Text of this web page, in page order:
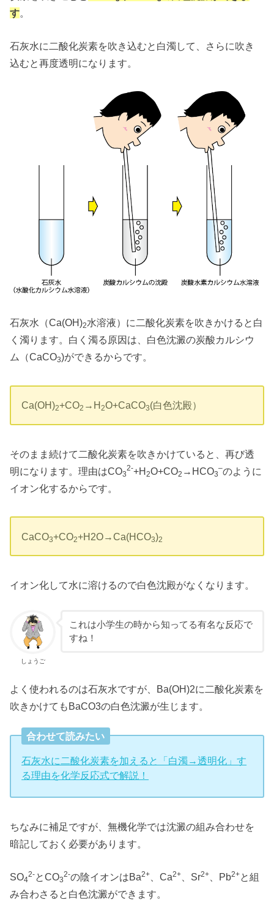
す。
石灰水に二酸化炭素を吹き込むと白濁して、さらに吹き
込むと再度透明になります。
石灰水（Ca(OH)2水溶液）に二酸化炭素を吹きかけると白
く濁ります。白く濁る原因は、白色沈澱の炭酸カルシウ
ム（CaCO3)ができるからです。
Ca(OH)2+CO2 →H2O+CaCO3(白色沈殿）
そのまま続けて二酸化炭素を吹きかけていると、再び透
明になります。理由はCO3
2-+H2O+CO2 →HCO3
–のように
イオン化するからです。
CaCO3+CO2+H2O→Ca(HCO3)2
イオン化して水に溶けるので白色沈殿がなくなります。
しょうご
これは小学生の時から知ってる有名な反応で
すね！
よく使われるのは石灰水ですが、Ba(OH)2に二酸化炭素を
吹きかけてもBaCO3の白色沈澱が生じます。
合わせて読みたい
石灰水に二酸化炭素を加えると「白濁→透明化」す
る理由を化学反応式で解説！
ちなみに補足ですが、無機化学では沈澱の組み合わせを
暗記しておく必要があります。
SO4
2-とCO3
2-の陰イオンはBa2+ 、Ca2+ 、Sr2+ 、Pb2+と組
み合わさると白色沈澱ができます。